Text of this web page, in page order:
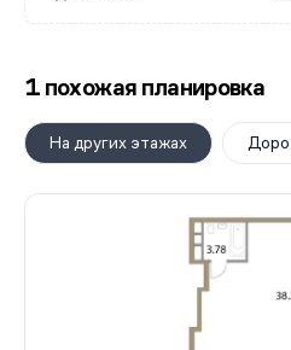
1 похожая планировка
На других этажах